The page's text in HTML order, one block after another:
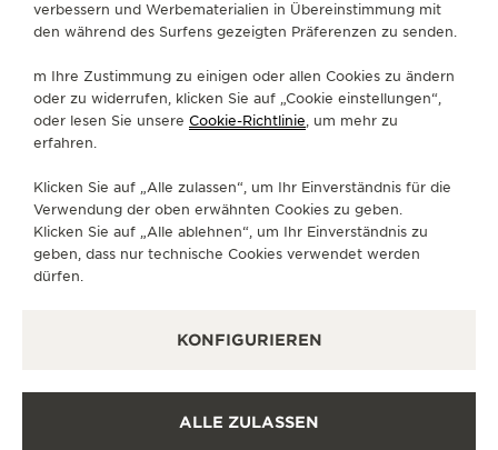
WEBCOMIC
Der Anstoß für den Webcomic entsprang Jaeger-
LeCoultres Wunsch, traditionelle Erzählungen in
visuell immersive Kunstwerke zu verwandeln.
Mit dem Reverso Webcomic zelebriert Jaeger-
LeCoultre meisterhaftes Storytelling und greift
dabei die klassischen Einheiten von Zeit, Ort und
Handlung auf. Dieser seriell erzählte, vertikal
das Savoir-faire der traditionellen Uhrmacherkunst
DEN WEBCOMIC AUF ENGLISCH LESEN
verbessern und Werbematerialien in Übereinstimmung mit
den während des Surfens gezeigten Präferenzen zu senden.
m Ihre Zustimmung zu einigen oder allen Cookies zu ändern
oder zu widerrufen, klicken Sie auf „Cookie einstellungen“,
oder lesen Sie unsere Cookie-Richtlinie, um mehr zu
erfahren.
Klicken Sie auf „Alle zulassen“, um Ihr Einverständnis für die
Verwendung der oben erwähnten Cookies zu geben.
Klicken Sie auf „Alle ablehnen“, um Ihr Einverständnis zu
geben, dass nur technische Cookies verwendet werden
dürfen.
KONFIGURIEREN
ALLE ZULASSEN